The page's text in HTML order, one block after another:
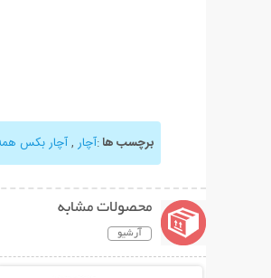
برچسب ها:آچار ,آچار بکس
محصولات مشابه
آرشیو